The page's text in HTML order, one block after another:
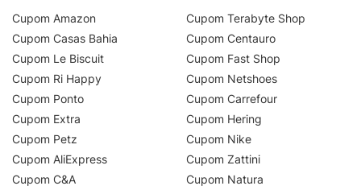
Cupom Amazon
Cupom Casas Bahia
Cupom Le Biscuit
Cupom Ri Happy
Cupom Ponto
Cupom Extra
Cupom Petz
Cupom AliExpress
Cupom C&A
Cupom Terabyte Shop
Cupom Centauro
Cupom Fast Shop
Cupom Netshoes
Cupom Carrefour
Cupom Hering
Cupom Nike
Cupom Zattini
Cupom Natura